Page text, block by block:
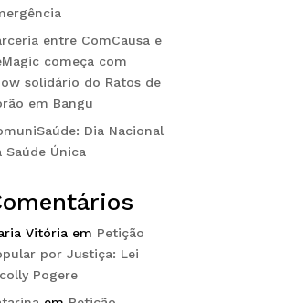
entre ComCausa e
começa com
solidário do Ratos de
em Bangu
Dia Nacional
Saúde Única
Vitória em Petição
por Justiça: Lei
Pogere